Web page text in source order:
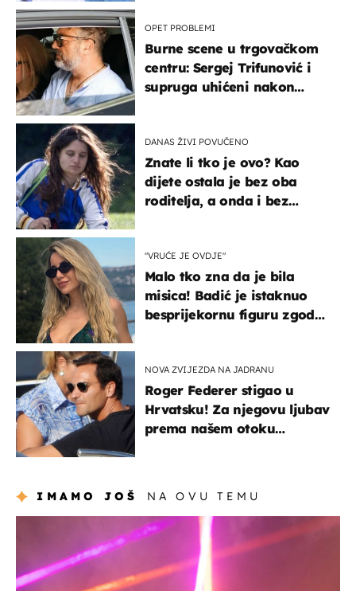
OPET PROBLEMI
Burne scene u trgovačkom
centru: Sergej Trifunović i
supruga uhićeni nakon
DANAS ŽIVI POVUČENO
Znate li tko je ovo? Kao
dijete ostala je bez oba
roditelja, a onda i bez
"VRUĆE JE OVDJE"
Malo tko zna da je bila
misica! Badić je istaknuo
besprijekornu figuru zgodne
NOVA ZVIJEZDA NA JADRANU
Roger Federer stigao u
Hrvatsku! Za njegovu ljubav
prema našem otoku
IMAMO JOŠ NA OVU TEMU